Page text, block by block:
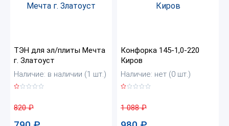
ТЭН для эл/плиты Мечта
г. Златоуст
Наличие: в наличии (1 шт.)
820₽
Конфорка 145-1,0-220
Киров
Наличие: нет (0 шт.)
1 088₽